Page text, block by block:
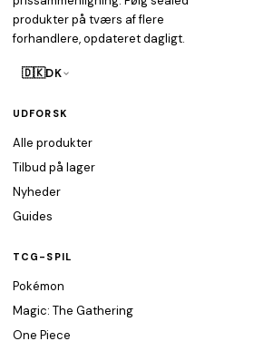
produkter på tværs af flere
forhandlere, opdateret dagligt.
🇩🇰DK
UDFORSK
Alle produkter
Tilbud på lager
Nyheder
Guides
TCG-SPIL
Pokémon
Magic: The Gathering
One Piece